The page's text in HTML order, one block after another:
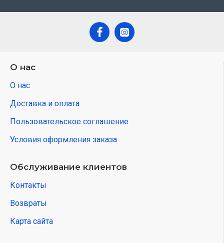
О нас
О нас
Доставка и оплата
Пользовательское соглашение
Условия оформления заказа
Обслуживание клиентов
Контакты
Возвраты
Карта сайта